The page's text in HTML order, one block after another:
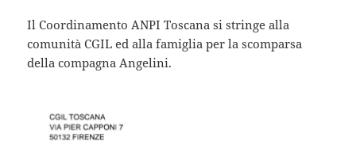
Il Coordinamento ANPI Toscana si stringe alla
comunità CGIL ed alla famiglia per la scomparsa
della compagna Angelini.